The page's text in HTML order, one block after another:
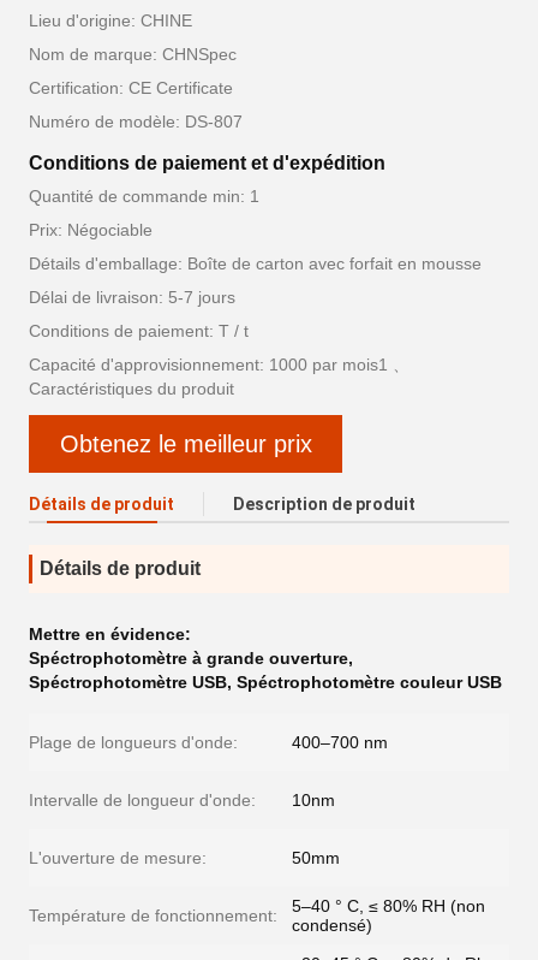
Lieu d'origine: CHINE
Nom de marque: CHNSpec
Certification: CE Certificate
Numéro de modèle: DS-807
Conditions de paiement et d'expédition
Quantité de commande min: 1
Prix: Négociable
Détails d'emballage: Boîte de carton avec forfait en mousse
Délai de livraison: 5-7 jours
Conditions de paiement: T / t
Capacité d'approvisionnement: 1000 par mois1 、
Caractéristiques du produit
Obtenez le meilleur prix
Détails de produit Description de produit
Détails de produit
Mettre en évidence:
Spéctrophotomètre à grande ouverture,
Spéctrophotomètre USB, Spéctrophotomètre couleur USB
Plage de longueurs d'onde: 400–700 nm
Intervalle de longueur d'onde: 10nm
L'ouverture de mesure: 50mm
Température de fonctionnement:
5–40 ° C, ≤ 80% RH (non
condensé)